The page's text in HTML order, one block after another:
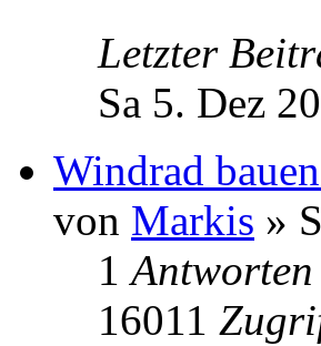
Letzter
Sa 5. Dez
Windrad
von Markis »
1Antworten
16011